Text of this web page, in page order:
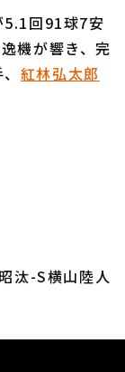
（別ウィンドウで開く
回91球7安
機が響き、完
紅林弘太郎
汰-S横山陸人